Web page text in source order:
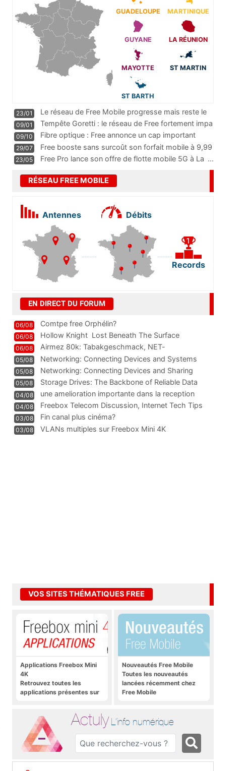
GUADELOUPE MARTINIQUE
GUYANE LA RÉUNION
MAYOTTE ST MARTIN
ST BARTH
23/01
Le réseau de Free Mobile progresse mais reste le
m
...
09/01
Tempête Goretti : le réseau de Free fortement impa
09/10
Fibre optique : Free annonce un cap important
pass
...
29/07
Free booste sans surcoût son forfait mobile à 9,99
23/05 Free Pro lance son offre de flotte mobile 5G à La ...
RÉSEAU FREE MOBILE
Antennes Débits
Records
EN DIRECT DU FORUM
06/08 Comtpe free Orphélin?
06/08 Hollow Knight  Lost Beneath The Surface
06/08
Airmez 80k: Tabakgeschmack, NET-
Technologie und Leistung im
05/08 Networking: Connecting Devices and Systems
05/08
Networking: Connecting Devices and Sharing
Information
05/08
Storage Drives: The Backbone of Reliable Data
Management
04/08
une amelioration importante dans la reception
WIFI
04/08
Freebox Telecom Discussion, Internet Tech Tips
Communi
03/08 Fin canal plus cinéma?
03/08 VLANs multiples sur Freebox Mini 4K
VOS SITES THÉMATIQUES FREE
Applications Freebox Mini
4K
Retrouvez toutes les
applications présentes sur
Nouveautés Free Mobile
Toutes les nouveautés
lancées récemment chez
Free Mobile
Actuly L'info numérique